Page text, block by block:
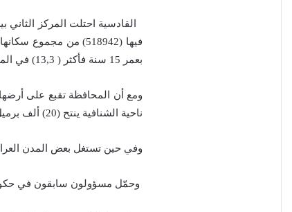
بعمر 15 سنة فأكثر ( 13,3) في المئة.
ومع أن المحافظة تقبع على
ناحية الشنافية ينتح (20) ألف برميل نفط خام في اليوم.
وفي حين تستغل بعض المدن
وحمّل مسؤولون سابقون في